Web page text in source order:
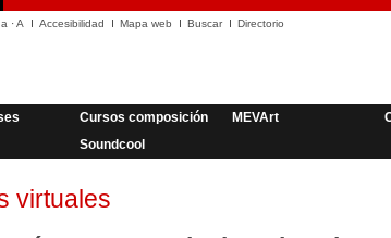
a ·A Accesibilidad Mapa web Buscar Directorio
Cursos composición MEVArt
Soundcool
virtuales